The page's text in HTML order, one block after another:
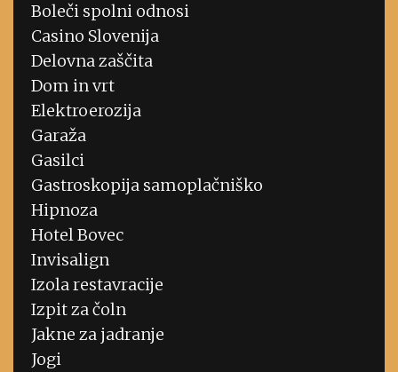
Boleči spolni odnosi
Casino Slovenija
Delovna zaščita
Dom in vrt
Elektroerozija
Garaža
Gasilci
Gastroskopija samoplačniško
Hipnoza
Hotel Bovec
Invisalign
Izola restavracije
Izpit za čoln
Jakne za jadranje
Jogi